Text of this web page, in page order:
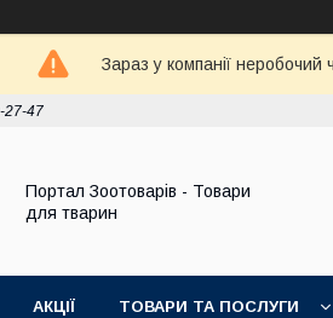
Зараз у компанії
27-47
Портал Зоотоварів - Товари
для тварин
АКЦІЇ ТОВАРИ ТА ПОСЛУГИ